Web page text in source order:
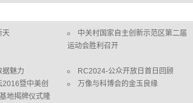
天
中关村国家自主创新示范区第二届
运动会胜利召开
据魅力
RC2024-公众开放日首日回顾
暨中美创
地揭牌仪式隆
万像与科博会的金玉良缘